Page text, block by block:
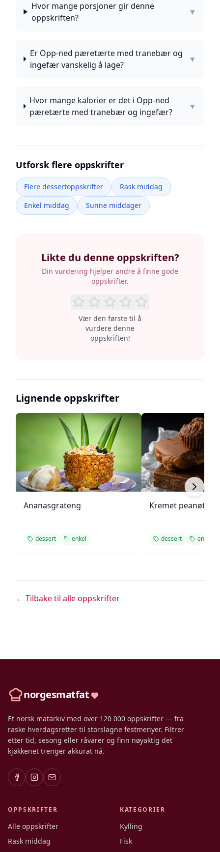
Hvor mange porsjoner gir denne
oppskriften?
▼
Er Opp-ned pæretærte med tranebær og
ingefær vanskelig å lage?
▼
Hvor mange kalorier er det i Opp-ned
pæretærte med tranebær og ingefær?
▼
Utforsk flere oppskrifter
Flere dessertoppskrifter
Rask middag
Enkel middag
Sunne middager
Likte du denne oppskriften?
Din vurdering hjelper andre å finne gode
oppskrifter.
Vær den første til å
vurdere denne
oppskriften!
Lignende oppskrifter
Ananasgrateng
dessert enkel
Kremet
dessert enkel
← Tilbake til alle oppskrifter
norgesmatfat
Et norsk matarkiv med over 120 000 oppskrifter — fra
raske hverdagsretter til storslagne festmenyer. Filtrer
etter tid, sesong eller råvarer og finn nøyaktig det
kjøkkenet trenger akkurat nå.
OPPSKRIFTER
Alle oppskrifter
Rask middag
KATEGORIER
Kylling
Fisk